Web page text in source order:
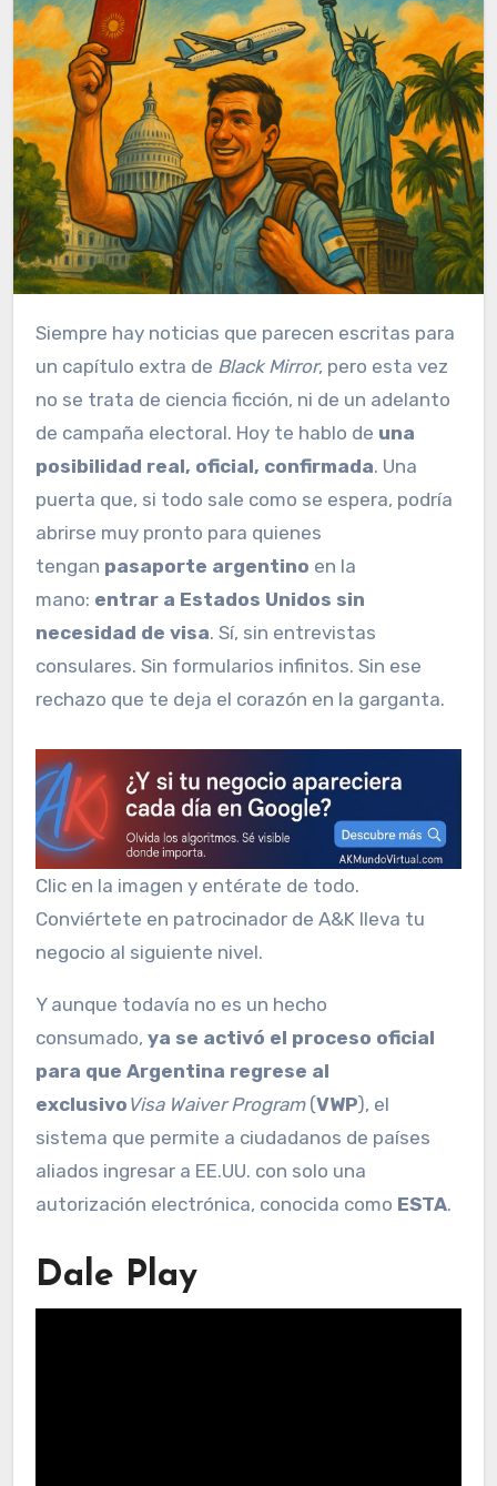
Siempre hay noticias que parecen escritas para
un capítulo extra de Black Mirror, pero esta vez
no se trata de ciencia ficción, ni de un adelanto
de campaña electoral. Hoy te hablo de una
posibilidad real, oficial, confirmada. Una
puerta que, si todo sale como se espera, podría
abrirse muy pronto para quienes
tengan pasaporte argentino en la
mano: entrar a Estados Unidos sin
necesidad de visa. Sí, sin entrevistas
consulares. Sin formularios infinitos. Sin ese
rechazo que te deja el corazón en la garganta.
Clic en la imagen y entérate de todo.
Conviértete en patrocinador de A&K lleva tu
negocio al siguiente nivel.
Y aunque todavía no es un hecho
consumado, ya se activó el proceso oficial
para que Argentina regrese al
exclusivo Visa Waiver Program(VWP), el
sistema que permite a ciudadanos de países
aliados ingresar a EE.UU. con solo una
autorización electrónica, conocida como ESTA.
Dale Play